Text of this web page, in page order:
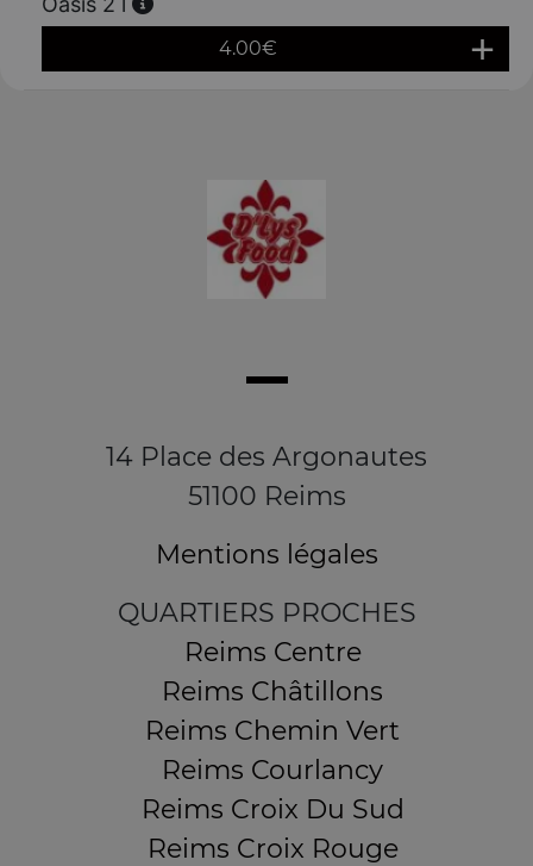
4.00€
14 Place des Argonautes
51100 Reims
Mentions légales
QUARTIERS PROCHES
Reims Centre
Reims Châtillons
Reims Chemin Vert
Reims Courlancy
Reims Croix Du Sud
Reims Croix Rouge